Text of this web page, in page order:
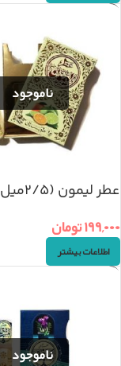
عطر لیمون (۲/۵میل)
۱۹۹,۰۰۰تومان
اطلاعات بیشتر